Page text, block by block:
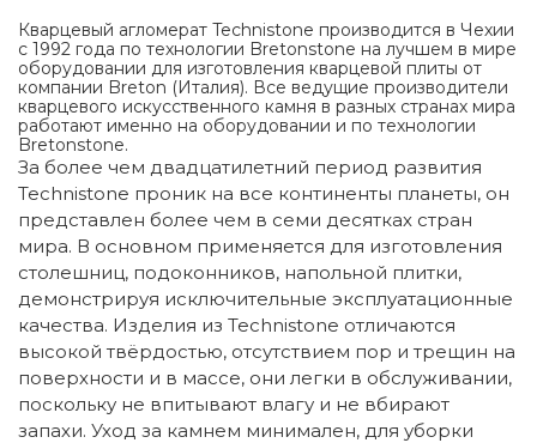
Кварцевый агломерат Technistone производится в Чехии
с 1992 года по технологии Bretonstone на лучшем в мире
оборудовании для изготовления кварцевой плиты от
компании Breton (Италия). Все ведущие производители
кварцевого искусственного камня в разных странах мира
работают именно на оборудовании и по технологии
Bretonstone.
За более чем двадцатилетний период развития
Technistone проник на все континенты планеты, он
представлен более чем в семи десятках стран
мира. В основном применяется для изготовления
столешниц, подоконников, напольной плитки,
демонстрируя исключительные эксплуатационные
качества. Изделия из Technistone отличаются
высокой твёрдостью, отсутствием пор и трещин на
поверхности и в массе, они легки в обслуживании,
поскольку не впитывают влагу и не вбирают
запахи. Уход за камнем минимален, для уборки